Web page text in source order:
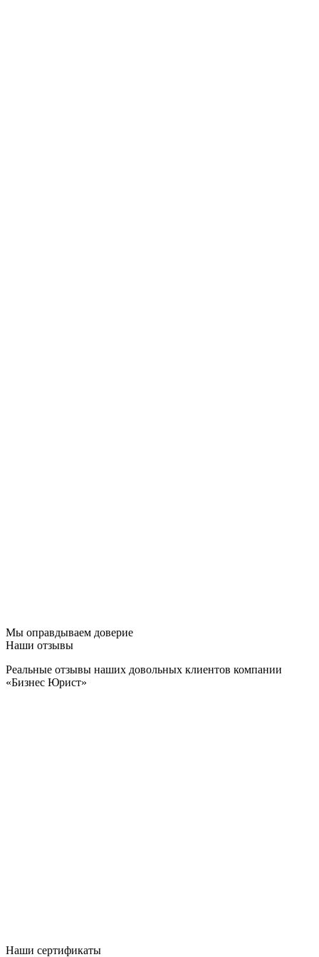
Мы оправдываем доверие
Наши отзывы
Реальные отзывы наших довольных клиентов компании
«Бизнес Юрист»
Наши сертификаты